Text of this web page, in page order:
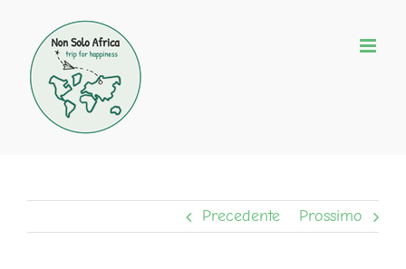
contenuto
Precedente Prossimo